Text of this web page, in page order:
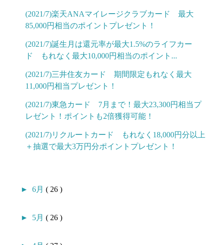
(2021/7)楽天ANAマイレージクラブカード 最大
85,000円相当のポイントプレゼント！
(2021/7)誕生月は還元率が最大1.5%のライフカー
ド もれなく最大10,000円相当のポイント...
(2021/7)三井住友カード 期間限定もれなく最大
11,000円相当プレゼント！
(2021/7)東急カード 7月まで！最大23,300円相当プ
レゼント！ポイントも2倍獲得可能！
(2021/7)リクルートカード もれなく18,000円分以上
＋抽選で最大3万円分ポイントプレゼント！
►6月( 26 )
► 5月( 26 )